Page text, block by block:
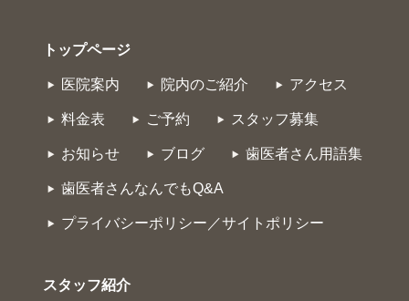
トップページ
医院案内 院内のご紹介 アクセス
料金表 ご予約 スタッフ募集
お知らせ ブログ 歯医者さん用語集
歯医者さんなんでもQ&A
プライバシーポリシー／サイトポリシー
スタッフ紹介